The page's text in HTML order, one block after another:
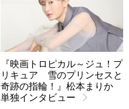
『映画トロピカル～ジュ！プ
リキュア 雪のプリンセスと
奇跡の指輪！』松本まりか
単独インタビュー